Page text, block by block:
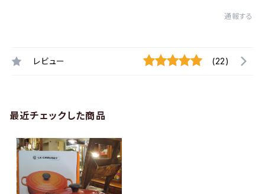
通報する
レビュー (22)
最近チェックした商品